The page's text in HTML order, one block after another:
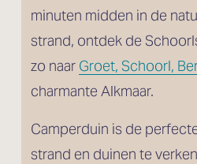
minuten midden in de
strand, ontdek de
zo naar Groet, Schoorl,
charmante Alkmaar.
Camperduin is de
strand en duinen te